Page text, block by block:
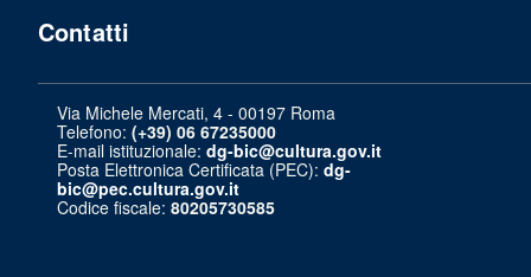
Contatti
Via Michele Mercati, 4 - 00197 Roma
Telefono: (+39) 06 67235000
E-mail istituzionale: dg-bic@cultura.gov.it
Posta Elettronica Certificata (PEC): dg-
bic@pec.cultura.gov.it
Codice fiscale: 80205730585